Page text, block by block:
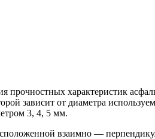
характеристик
зависит от диаметра
3, 4, 5 мм.
взаимно —